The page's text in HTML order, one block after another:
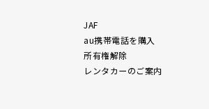
JAF
au携帯電話を購入
所有権解除
レンタカーのご案内